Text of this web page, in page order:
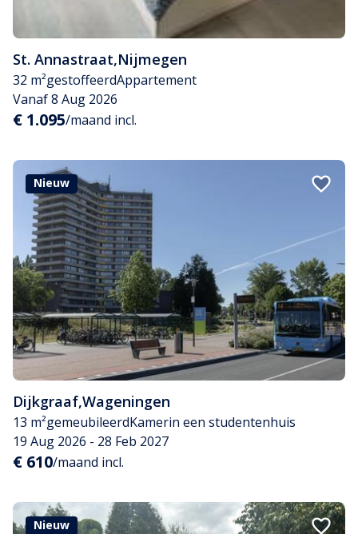
St. Annastraat,Nijmegen
32 m²gestoffeerdAppartement
Vanaf 8 Aug 2026
€ 1.095/maand incl.
Nieuw
Dijkgraaf,Wageningen
13 m²gemeubileerdKamerin een studentenhuis
19 Aug 2026 - 28 Feb 2027
€ 610/maand incl.
Nieuw